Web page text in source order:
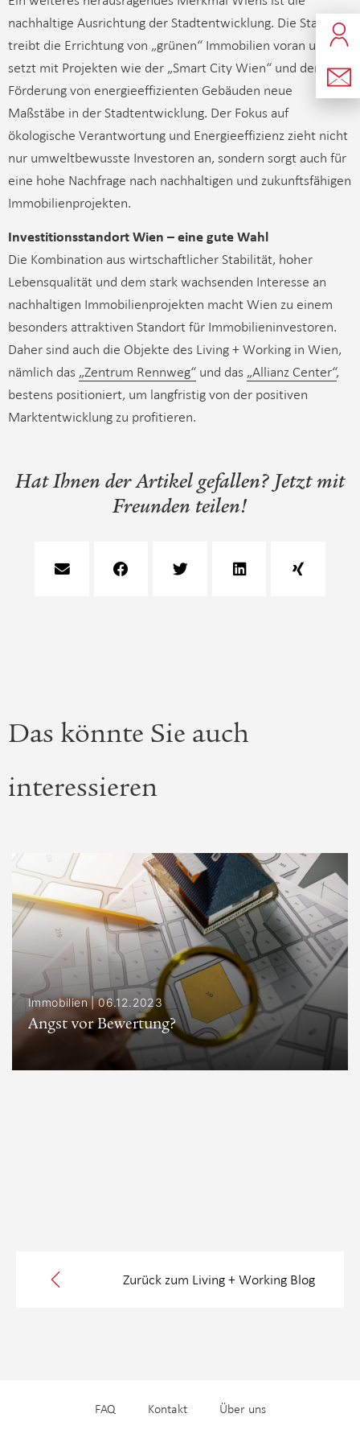
nachhaltige Ausrichtung der Stadtentwicklung. Die Stadt
treibt die Errichtung von „grünen“ Immobilien voran und
setzt mit Projekten wie der „Smart City Wien“ und der
Förderung von energieeffizienten Gebäuden neue
Maßstäbe in der Stadtentwicklung. Der Fokus auf
ökologische Verantwortung und Energieeffizienz zieht nicht
nur umweltbewusste Investoren an, sondern sorgt auch für
eine hohe Nachfrage nach nachhaltigen und zukunftsfähigen
Immobilienprojekten.
Investitionsstandort Wien – eine gute Wahl
Die Kombination aus wirtschaftlicher Stabilität, hoher
Lebensqualität und dem stark wachsenden Interesse an
nachhaltigen Immobilienprojekten macht Wien zu einem
besonders attraktiven Standort für Immobilieninvestoren.
Daher sind auch die Objekte des Living + Working in Wien,
nämlich das „Zentrum Rennweg“ und das „Allianz Center“,
bestens positioniert, um langfristig von der positiven
Marktentwicklung zu profitieren.
Hat Ihnen der Artikel gefallen? Jetzt mit
Freunden teilen!
Das könnte Sie auch
interessieren
Immobilien |06.12.2023
Angst vor Bewertung?
Zurück zum Living + Working Blog
FAQ Kontakt Über uns